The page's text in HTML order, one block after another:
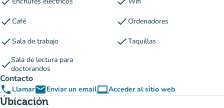
checkCafé checkOrdenadores
checkSala de trabajo checkTaquillas
checkSala de lectura para
doctorandos
Contacto
phone LlamaremailEnviar un emailcomputerAcceder al sitio web
(nueva pestaña)
Úbicación